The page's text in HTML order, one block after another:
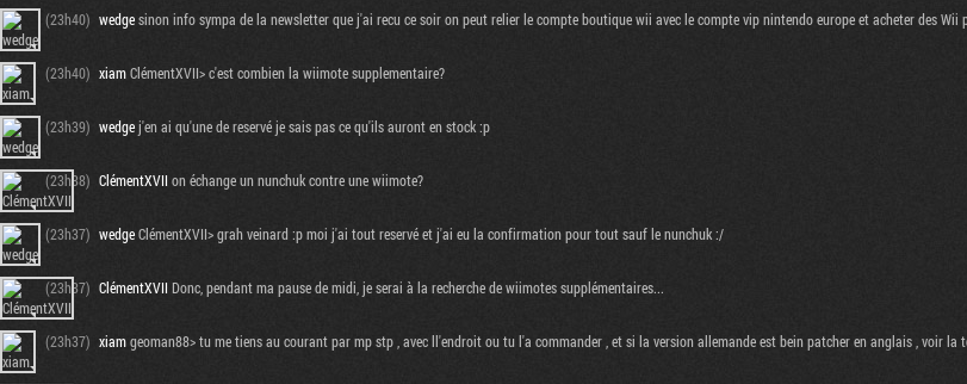
(23h40) wedgesinon info sympa de la newsletter que j'ai recu ce soir on peut relier le compte boutique wii avec le compte vip nintendo europe et acheter des Wii
(23h40) xiamClémentXVII> c'est combien la wiimote supplementaire?
(23h39) wedgej'en ai qu'une de reservé je sais pas ce qu'ils auront en stock :p
(23h38) ClémentXVIIon échange un nunchuk contre une wiimote?
(23h37) wedgeClémentXVII> grah veinard :p moi j'ai tout reservé et j'ai eu la confirmation pour tout sauf le nunchuk :/
(23h37) ClémentXVII Donc, pendant ma pause de midi, je serai à la recherche de wiimotes supplémentaires...
(23h37) xiamgeoman88> tu me tiens au courant par mp stp , avec ll'endroit ou tu l'a commander , et si la version allemande est bein patcher en anglais , voir la